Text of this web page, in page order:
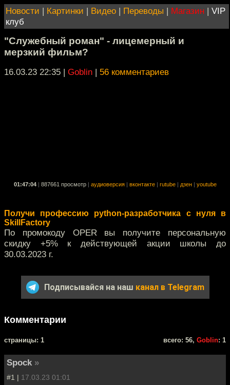
Новости | Картинки | Видео | Переводы | Магазин | VIP
клуб
"Служебный роман" - лицемерный и
мерзкий фильм?
16.03.23 22:35 | Goblin | 56 комментариев
01:47:04 887661 просмотр аудиоверсия вконтакте rutube дзен youtube
Получи профессию python-разработчика с нуля в
SkillFactory
По промокоду OPER вы получите персональную
скидку +5% к действующей акции школы до
30.03.2023 г.
Подписывайся на наш канал в Telegram
Комментарии
cтраницы: 1 всего: 56, Goblin: 1
Spock »
#1 | 17.03.23 01:01